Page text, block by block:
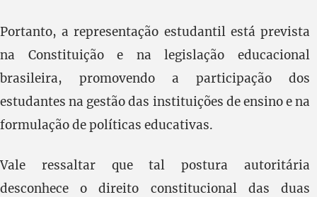
Portanto, a representação estudantil está prevista
na Constituição e na legislação educacional
brasileira, promovendo a participação dos
estudantes na gestão das instituições de ensino e na
formulação de políticas educativas.
Vale ressaltar que tal postura autoritária
desconhece o direito constitucional das duas